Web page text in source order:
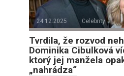
24.12.2025 Celebrity
Tvrdila, že rozvod
Dominika Cibulková
ktorý jej manžela
„nahrádza“